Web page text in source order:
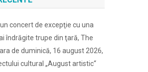
concert de excepţie cu una
îndrăgite trupe din ţară, The
de duminică, 16 august 2026,
cultural „August artistic“